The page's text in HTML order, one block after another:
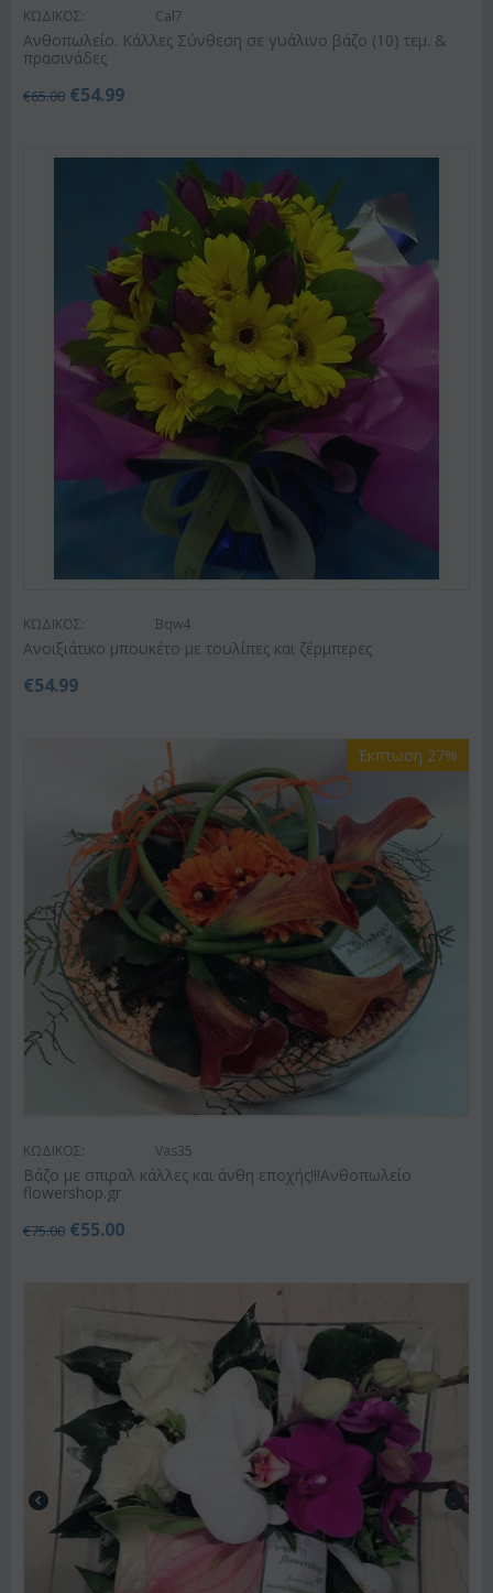
ΚΩΔΙΚΟΣ: Cal7
Ανθοπωλείο. Κάλλες Σύνθεση σε γυάλινο βάζο (10) τεμ. &
πρασινάδες
€65.00 €54.99
ΚΩΔΙΚΟΣ: Bqw4
Ανοιξιάτικο μπουκέτο με τουλίπες και ζέρμπερες
€54.99
Έκπτωση 27%
ΚΩΔΙΚΟΣ: Vas35
Βάζο με σπιραλ κάλλες και άνθη εποχής!!!Ανθοπωλείο
flowershop.gr
€75.00 €55.00